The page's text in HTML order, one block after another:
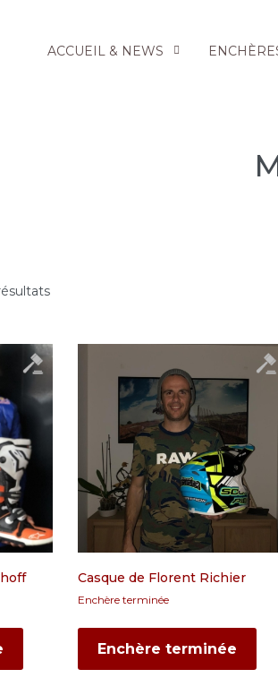
ACCUEIL & NEWS
Casque de Florent Richier
Enchère terminée
Enchère terminée